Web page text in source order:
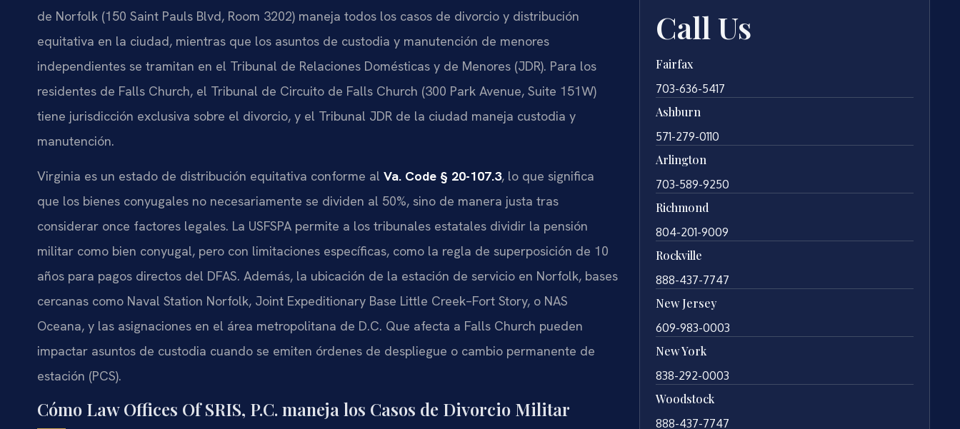
de Norfolk (150 Saint Pauls Blvd, Room 3202) maneja todos los casos de divorcio y distribución
equitativa en la ciudad, mientras que los asuntos de custodia y manutención de menores
independientes se tramitan en el Tribunal de Relaciones Domésticas y de Menores (JDR). Para los
residentes de Falls Church, el Tribunal de Circuito de Falls Church (300 Park Avenue, Suite 151W)
tiene jurisdicción exclusiva sobre el divorcio, y el Tribunal JDR de la ciudad maneja custodia y
manutención.
Virginia es un estado de distribución equitativa conforme al Va. Code § 20-107.3, lo que significa
que los bienes conyugales no necesariamente se dividen al 50%, sino de manera justa tras
considerar once factores legales. La USFSPA permite a los tribunales estatales dividir la pensión
militar como bien conyugal, pero con limitaciones específicas, como la regla de superposición de 10
años para pagos directos del DFAS. Además, la ubicación de la estación de servicio en Norfolk, bases
cercanas como Naval Station Norfolk, Joint Expeditionary Base Little Creek–Fort Story, o NAS
Oceana, y las asignaciones en el área metropolitana de D.C. Que afecta a Falls Church pueden
impactar asuntos de custodia cuando se emiten órdenes de despliegue o cambio permanente de
estación (PCS).
Cómo Law Offices Of SRIS, P.C. maneja los Casos de Divorcio Militar
Call Us
Fairfax
703-636-5417
Ashburn
571-279-0110
Arlington
703-589-9250
Richmond
804-201-9009
Rockville
888-437-7747
New Jersey
609-983-0003
New York
838-292-0003
Woodstock
888-437-7747